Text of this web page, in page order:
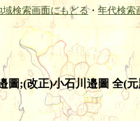
域検索画面にもどる・ 年代検索
圖;(改正)小石川邉圖 全(